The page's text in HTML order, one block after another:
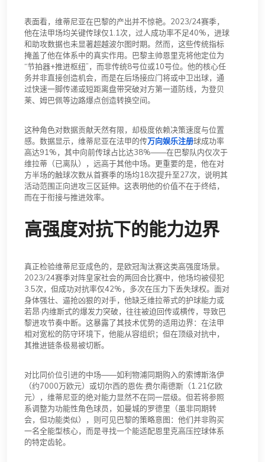
表面看，维蒂尼亚在巴黎的产出并不惊艳。2023/24赛季，
他在法甲场均关键传球仅1.1次，过人成功率不足40%，进球
和助攻数据也未显著超越波尔图时期。然而，这些传统指标
掩盖了他在体系中的真实作用。巴黎主帅恩里克将他定位为
“节拍器+推进枢纽”，而非传统8号位或10号位。他的核心任
务并非直接创造机会，而是在后场接应门将或中卫出球，通
过快速一脚传递或短距离盘带突破对方第一道防线，为登贝
莱、姆巴佩等边路爆点创造转换空间。
这种角色对数据贡献天然有限，却极度依赖决策速度与位置
感。数据显示，维蒂尼亚在法甲的传万向娱乐注册球成功率
高达91%，其中向前传球占比达38%——在巴黎队内仅次于
维拉蒂（已离队），远高于其他中场。更重要的是，他在对
方半场的触球次数从首赛季的场均18次提升至27次，说明其
活动范围正向进攻三区延伸。这表明他的价值不在于终结，
而在于衔接与推进效率。
高强度对抗下的能力边界
真正检验维蒂尼亚成色的，是欧冠淘汰赛这类高强度场景。
2023/24赛季对阵皇家社会的两回合比赛中，他场均被侵犯
3.5次，但成功对抗率仅42%，多次在压力下丢失球权。面对
身体强壮、逼抢凶狠的对手，他缺乏维拉蒂式的护球能力或
若昂·内维斯式的爆发力突破，往往被迫回传或横传，导致巴
黎进攻节奏中断。这暴露了其技术优势的适用边界：在法甲
相对宽松的防守环境下，他能从容组织；但在顶级对抗中，
其推进链条极易被切断。
对比同价位引进的中场——如利物浦同期购入的索博斯洛伊
（约7000万欧元）或切尔西的恩佐·费尔南德斯（1.21亿欧
元），维蒂尼亚的绝对能力显然不在同一层级。但若将参照
系调整为功能性角色球员，如曼城的罗德里（虽非同期转
会，但功能类似），则可见巴黎的策略意图：他们并非购买
一名全能型核心，而是寻找一个能适配恩里克高压控球体系
的特定齿轮。